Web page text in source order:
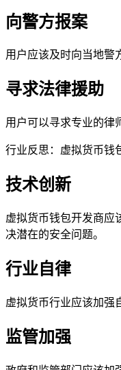
向警方报案
用户应该及时向当地警
寻求法律援助
用户可以寻求专业的律
行业反思：虚拟货币钱
技术创新
虚拟货币钱包开发商应
决潜在的安全问题。
行业自律
虚拟货币行业应该加强
监管加强